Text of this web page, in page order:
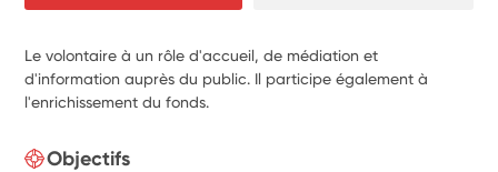
Le volontaire à un rôle d'accueil, de médiation et
d'information auprès du public. Il participe également à
l'enrichissement du fonds.
Objectifs